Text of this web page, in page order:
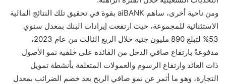
ومن ناحية أخرى، ساهم aiBANK بقوة في تحقيق تلك النتائج المالية
الاستثنائية للمجموعة، حيث ارتفعت إيرادات البنك بمعدل سنوي
53% لتبلغ 890 مليون جنيه خلال الربع الثالث من عام 2023،
مدفوعةً بارتفاع صافي الدخل من الفائدة على خلفية نمو الأصول
ذات العائد وارتفاع الرسوم والعمولات المتعلقة بأنشطة تمويل
التجارة، وهو ما أثمر عن نمو صافي الربح بعد خصم الضرائب بمعدل